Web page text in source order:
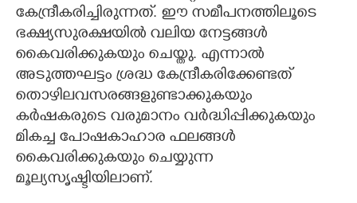
കേന്ദ്രീകരിച്ചിരുന്നത്. ഈ സമീപനത്തിലൂടെ
ഭക്ഷ്യസുരക്ഷയിൽ വലിയ നേട്ടങ്ങൾ
കൈവരിക്കുകയും ചെയ്തു. എന്നാൽ
അടുത്തഘട്ടം ശ്രദ്ധ കേന്ദ്രീകരിക്കേണ്ടത്
തൊഴിലവസരങ്ങളുണ്ടാക്കുകയും
കർഷകരുടെ വരുമാനം വർദ്ധിപ്പിക്കുകയും
മികച്ച പോഷകാഹാര ഫലങ്ങൾ
കൈവരിക്കുകയും ചെയ്യുന്ന
മൂല്യസൃഷ്ടിയിലാണ്.